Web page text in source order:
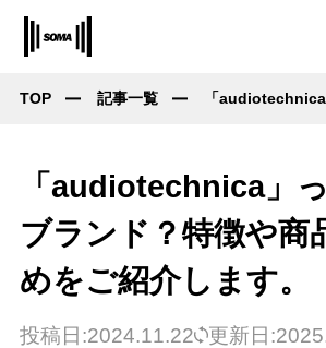
TOP 記事一覧 「
「audiotechnica」
ブランド？特徴や商
めをご紹介します。
投稿日:2024.11.22 更新日